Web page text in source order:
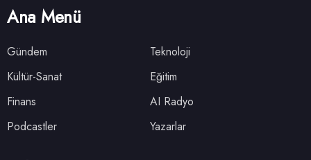
Ana Menü
Gündem
Teknoloji
Kültür-Sanat
Eğitim
Finans
AI Radyo
Podcastler
Yazarlar